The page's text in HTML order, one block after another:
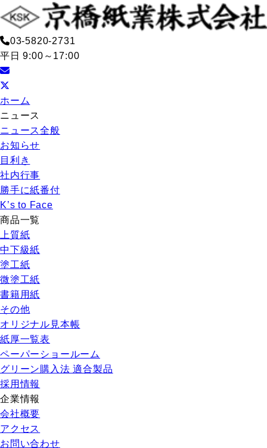
03-5820-2731
平日 9:00～17:00
ホーム
ニュース
ニュース全般
お知らせ
目利き
社内行事
勝手に紙番付
K’s to Face
商品一覧
上質紙
中下級紙
塗工紙
微塗工紙
書籍用紙
その他
オリジナル見本帳
紙厚一覧表
ペーパーショールーム
グリーン購入法 適合製品
採用情報
企業情報
会社概要
アクセス
お問い合わせ